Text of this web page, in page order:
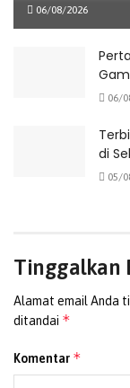
06/08/2026
06/
di
05/
Tinggalkan
Alamat email Anda
ditandai *
Komentar *